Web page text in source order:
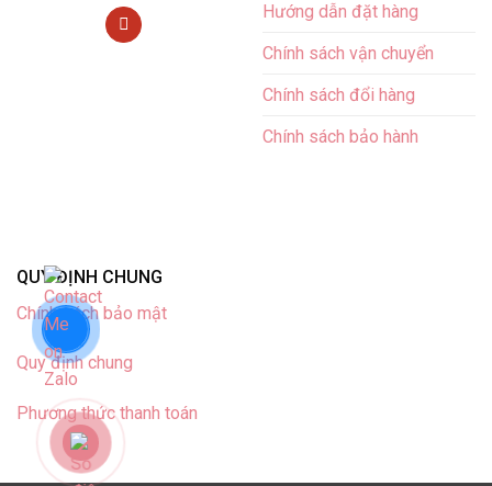
Hướng dẫn đặt hàng
Chính sách vận chuyển
Chính sách đổi hàng
Chính sách bảo hành
QUY ĐỊNH CHUNG
Chính sách bảo mật
Quy định chung
Phương thức thanh toán